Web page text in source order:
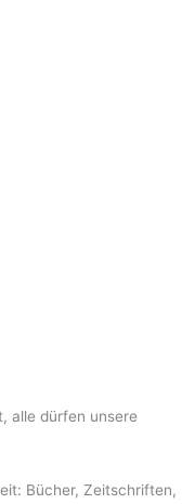
alle dürfen unsere
Bücher, Zeitschriften,